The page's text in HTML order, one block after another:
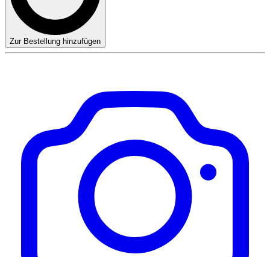
Zur Bestellung hinzufügen